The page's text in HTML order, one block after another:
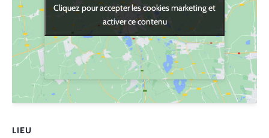
LIEU
Cliquez pour accepter les cookies marketing et
activer ce contenu
Cliquez pour accepter les cookies marketing et
activer ce contenu